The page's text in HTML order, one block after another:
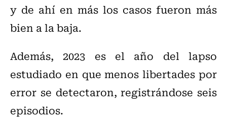
y de ahí en más los casos fueron más
bien a la baja.
Además, 2023 es el año del lapso
estudiado en que menos libertades por
error se detectaron, registrándose seis
episodios.